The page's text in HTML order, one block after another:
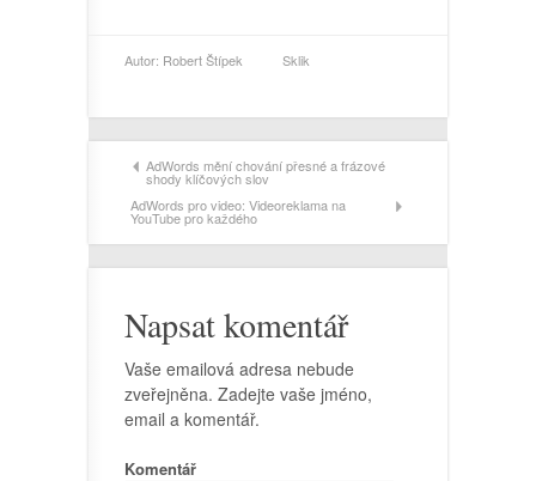
Autor: Robert Štípek Sklik
AdWords mění chování přesné a frázové
shody klíčových slov
AdWords pro video: Videoreklama na
YouTube pro každého
Napsat komentář
Vaše emailová adresa nebude
zveřejněna. Zadejte vaše jméno,
email a komentář.
Komentář